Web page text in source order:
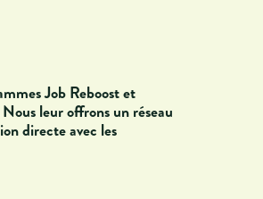
Job Reboost et
leur offrons un réseau
directe avec les